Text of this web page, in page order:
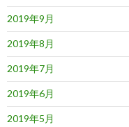
2019年9月
2019年8月
2019年7月
2019年6月
2019年5月